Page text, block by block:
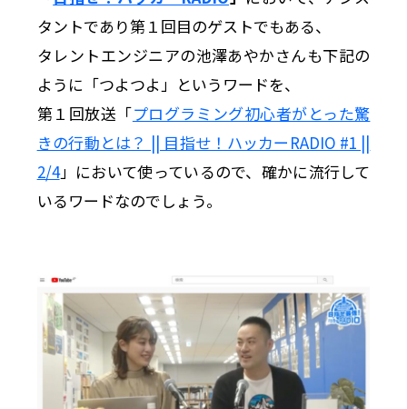
タントであり第１回目のゲストでもある、
タレントエンジニアの池澤あやかさんも下記の
ように「つよつよ」というワードを、
第１回放送「プログラミング初心者がとった驚
きの行動とは？ || 目指せ！ハッカーRADIO #1 ||
2/4」において使っているので、確かに流行して
いるワードなのでしょう。